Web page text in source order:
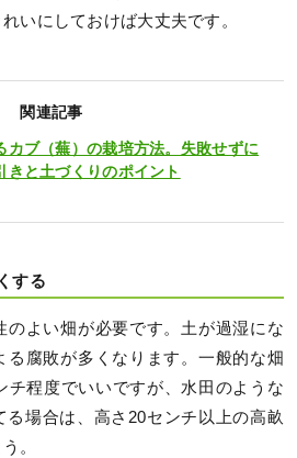
いにしておけば大丈夫です。
関連記事
カブ（蕪）の栽培方法。失敗せずに
きと土づくりのポイント
する
のよい畑が必要です。土が過湿にな
る腐敗が多くなります。一般的な畑
チ程度でいいですが、水田のような
場合は、高さ20センチ以上の高畝
。